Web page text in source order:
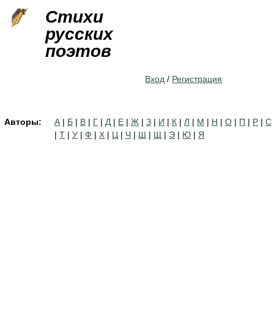
Стихи
русских
поэтов
Вход / Регистрация
Авторы: А | Б | В | Г | Д | Е | Ж | З | И | К | Л | М | Н | О | П | Р | С
| Т | У | Ф | Х | Ц | Ч | Ш | Щ | Э | Ю | Я